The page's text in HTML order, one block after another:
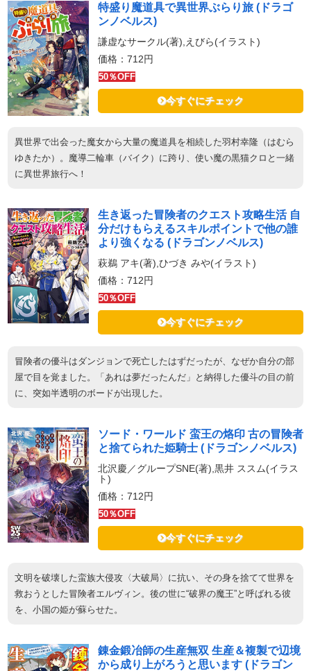
特盛り魔道具で異世界ぶらり旅 (ドラゴ
ンノベルス)
謙虚なサークル(著),えびら(イラスト)
価格：712円
50％OFF
今すぐにチェック
異世界で出会った魔女から大量の魔道具を相続した羽村幸隆（はむら
ゆきたか）。魔導二輪車（バイク）に跨り、使い魔の黒猫クロと一緒
に異世界旅行へ！
生き返った冒険者のクエスト攻略生活 自
分だけもらえるスキルポイントで他の誰
より強くなる (ドラゴンノベルス)
萩鵜 アキ(著),ひづき みや(イラスト)
価格：712円
50％OFF
今すぐにチェック
冒険者の優斗はダンジョンで死亡したはずだったが、なぜか自分の部
屋で目を覚ました。「あれは夢だったんだ」と納得した優斗の目の前
に、突如半透明のボードが出現した。
ソード・ワールド 蛮王の烙印 古の冒険者
と捨てられた姫騎士 (ドラゴンノベルス)
北沢慶／グループSNE(著),黒井 ススム(イラス
ト)
価格：712円
50％OFF
今すぐにチェック
文明を破壊した蛮族大侵攻〈大破局〉に抗い、その身を捨てて世界を
救おうとした冒険者エルヴィン。後の世に“破界の魔王”と呼ばれる彼
を、小国の姫が蘇らせた。
錬金鍛冶師の生産無双 生産＆複製で辺境
から成り上がろうと思います (ドラゴン